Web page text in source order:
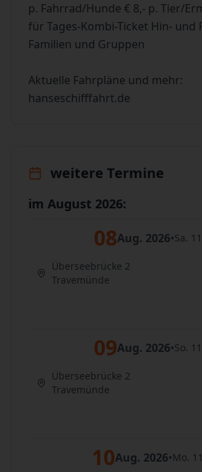
p. Fahrrad/Hunde € 8,- p. Tier/
für Tages-Kombi-Ticket Hin- und
Familien und Gruppen
Aktuelle Fahrpläne und mehr:
hanseschifffahrt.de
weitere Termine
im August 2026:
08Aug. 2026•Sa.
Überseebrücke 2
Travemünde
09Aug. 2026•So.
Überseebrücke 2
Travemünde
10Aug. 2026•Mo.